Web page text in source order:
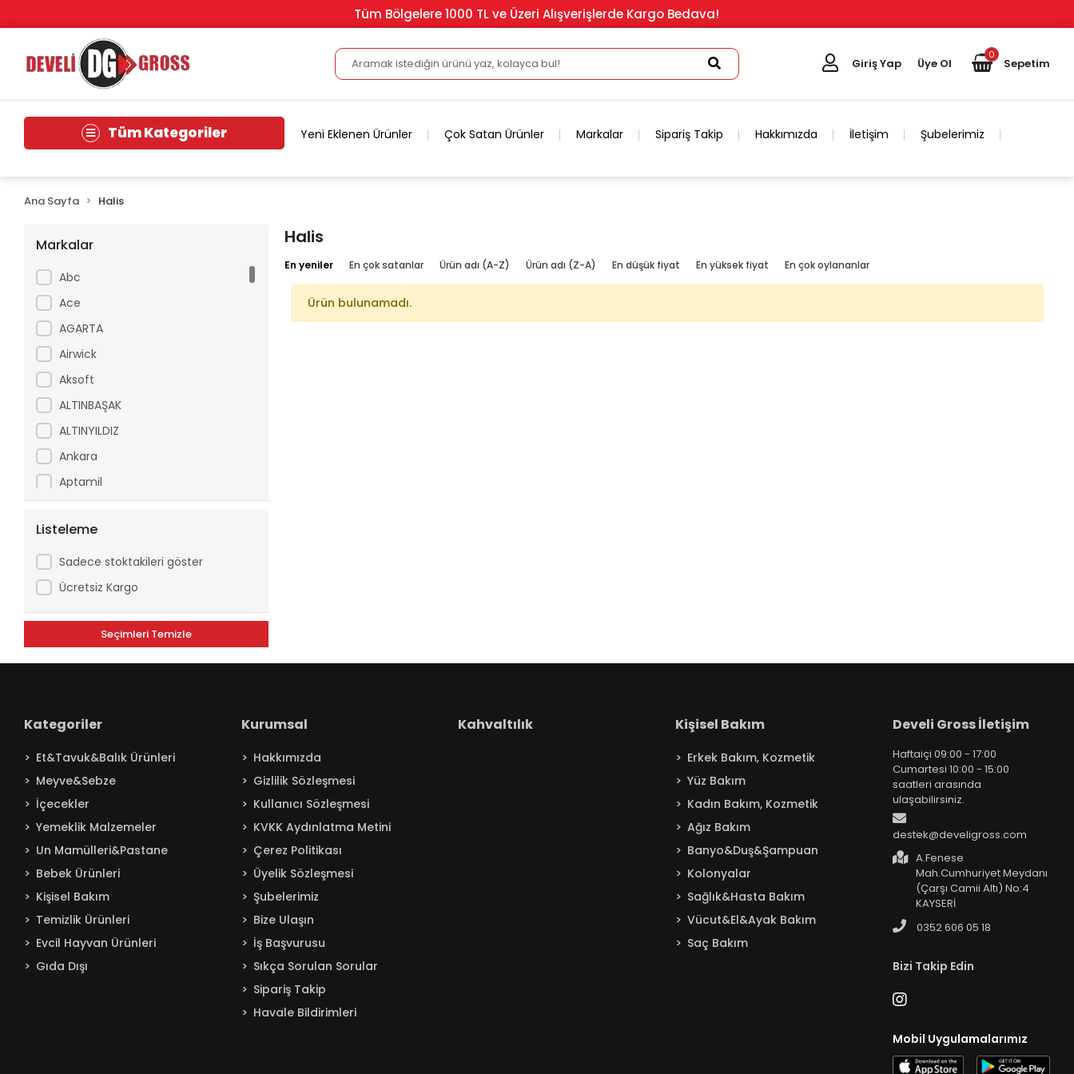
Tüm Bölgelere 1000 TL ve Üzeri Alışverişlerde Kargo Bedava!
Giriş Yap Üye Ol
0
Sepetim
Tüm Kategoriler Yeni Eklenen Ürünler Çok Satan Ürünler Markalar Sipariş Takip Hakkımızda İletişim Şubelerimiz
Ana Sayfa Halis
Markalar
Abc
Ace
AGARTA
Airwick
Aksoft
ALTINBAŞAK
ALTINYILDIZ
Ankara
Aptamil
Ariel
Arko
Asperox
ASSE
ATILGAN
Avşar
Baby Turco
Badem
Bağdat
Bebelac
Beta
Beyaz
BEYPAZARI
Bingo
Listeleme
Sadece stoktakileri göster
Ücretsiz Kargo
Seçimleri Temizle
Halis
En yeniler En çok satanlar Ürün adı (A-Z) Ürün adı (Z-A) En düşük fiyat En yüksek fiyat En çok oylananlar
Ürün bulunamadı.
Kategoriler
Et&Tavuk&Balık Ürünleri
Meyve&Sebze
İçecekler
Yemeklik Malzemeler
Un Mamülleri&Pastane
Bebek Ürünleri
Kişisel Bakım
Temizlik Ürünleri
Evcil Hayvan Ürünleri
Gıda Dışı
Kurumsal
Hakkımızda
Gizlilik Sözleşmesi
Kullanıcı Sözleşmesi
KVKK Aydınlatma Metini
Çerez Politikası
Üyelik Sözleşmesi
Şubelerimiz
Bize Ulaşın
İş Başvurusu
Sıkça Sorulan Sorular
Sipariş Takip
Havale Bildirimleri
Kahvaltılık Kişisel Bakım
Erkek Bakım, Kozmetik
Yüz Bakım
Kadın Bakım, Kozmetik
Ağız Bakım
Banyo&Duş&Şampuan
Kolonyalar
Sağlık&Hasta Bakım
Vücut&El&Ayak Bakım
Saç Bakım
Develi Gross İletişim
Haftaiçi 09:00 - 17:00
Cumartesi 10:00 - 15:00
saatleri arasında
ulaşabilirsiniz.
destek@develigross.com
A.Fenese
Mah.Cumhuriyet Meydanı
(Çarşı Camii Altı) No:4
KAYSERİ
0352 606 05 18
Bizi Takip Edin
Mobil Uygulamalarımız